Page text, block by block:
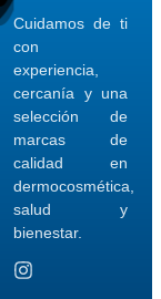
Cuidamos de ti
con
experiencia,
cercanía y una
selección de
marcas de
calidad en
dermocosmética,
salud y
bienestar.